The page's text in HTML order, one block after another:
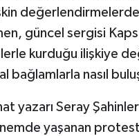
değerlendirmelerde
güncel sergisi
kurduğu ilişkiye
bağlamlarla nasıl
yazarı Seray
yaşanan